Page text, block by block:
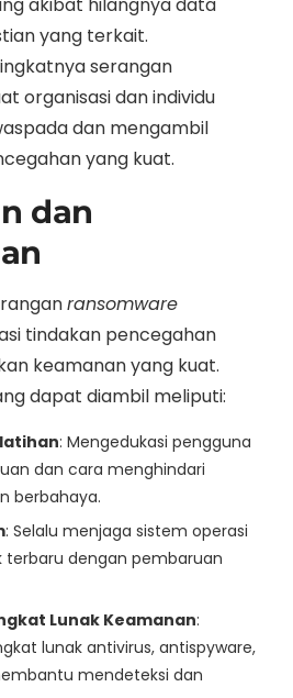
yang terkait.
serangan
organisasi dan individu
dan mengambil
yang kuat.
dan
ransomware
tindakan pencegahan
keamanan yang kuat.
dapat diambil meliputi:
: Mengedukasi pengguna
dan cara menghindari
berbahaya.
: Selalu menjaga sistem operasi
terbaru dengan pembaruan
Lunak Keamanan:
lunak antivirus, antispyware,
mendeteksi dan